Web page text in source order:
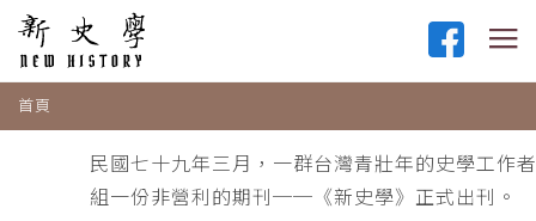
首頁
民國七十九年三月，一群台灣青壯年的史學工作
組一份非營利的期刊──《新史學》正式出刊。